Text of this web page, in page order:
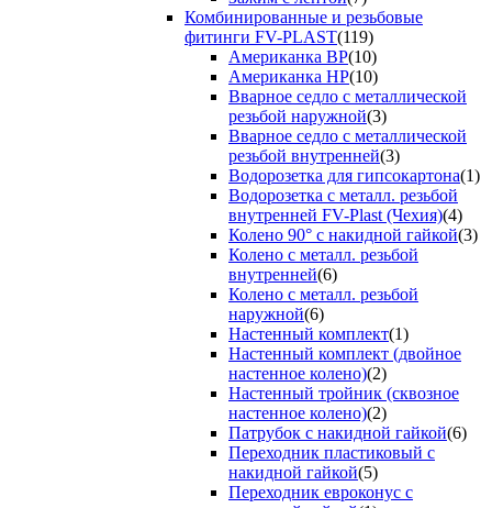
Комбинированные и резьбовые
фитинги FV-PLAST(119)
Американка ВР(10)
Американка НР(10)
Вварное седло с металлической
резьбой наружной(3)
Вварное седло с металлической
резьбой внутренней(3)
Водорозетка для гипсокартона(1)
Водорозетка с металл. резьбой
внутренней FV-Plast (Чехия)(4)
Колено 90° с накидной гайкой(3)
Колено с металл. резьбой
внутренней(6)
Колено с металл. резьбой
наружной(6)
Настенный комплект(1)
Настенный комплект (двойное
настенное колено)(2)
Настенный тройник (сквозное
настенное колено)(2)
Патрубок с накидной гайкой(6)
Переходник пластиковый с
накидной гайкой(5)
Переходник евроконус с